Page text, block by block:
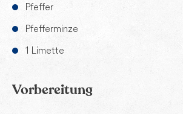
Pfeffer
Pfefferminze
1 Limette
Vorbereitung